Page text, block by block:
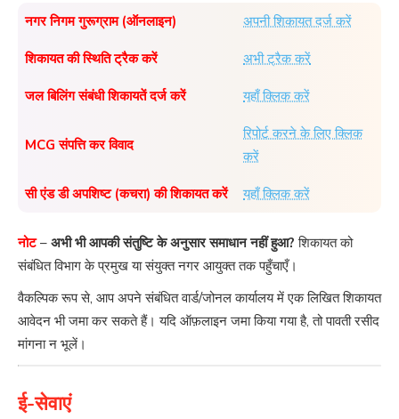
नगर निगम गुरूग्राम (ऑनलाइन) अपनी शिकायत दर्ज करें
शिकायत की स्थिति ट्रैक करें अभी ट्रैक करें
जल बिलिंग संबंधी शिकायतें दर्ज करें यहाँ क्लिक करें
MCG संपत्ति कर विवाद
रिपोर्ट करने के लिए क्लिक
करें
सी एंड डी अपशिष्ट (कचरा) की शिकायत करें यहाँ क्लिक करें
नोट – अभी भी आपकी संतुष्टि के अनुसार समाधान नहीं हुआ?शिकायत को
संबंधित विभाग के प्रमुख या संयुक्त नगर आयुक्त तक पहुँचाएँ।
वैकल्पिक रूप से, आप अपने संबंधित वार्ड/जोनल कार्यालय में एक लिखित शिकायत
आवेदन भी जमा कर सकते हैं। यदि ऑफ़लाइन जमा किया गया है, तो पावती रसीद
मांगना न भूलें।
ई-सेवाएं